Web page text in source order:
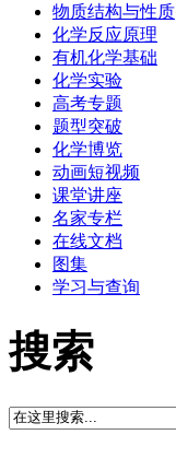
物质结构与性质
化学反应原理
有机化学基础
化学实验
高考专题
题型突破
化学博览
动画短视频
课堂讲座
名家专栏
在线文档
图集
学习与查询
搜索